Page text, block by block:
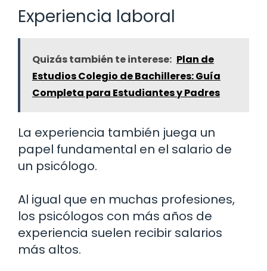
Experiencia laboral
Quizás también te interese: Plan de
Estudios Colegio de Bachilleres: Guía
Completa para Estudiantes y Padres
La experiencia también juega un
papel fundamental en el salario de
un psicólogo.
Al igual que en muchas profesiones,
los psicólogos con más años de
experiencia suelen recibir salarios
más altos.